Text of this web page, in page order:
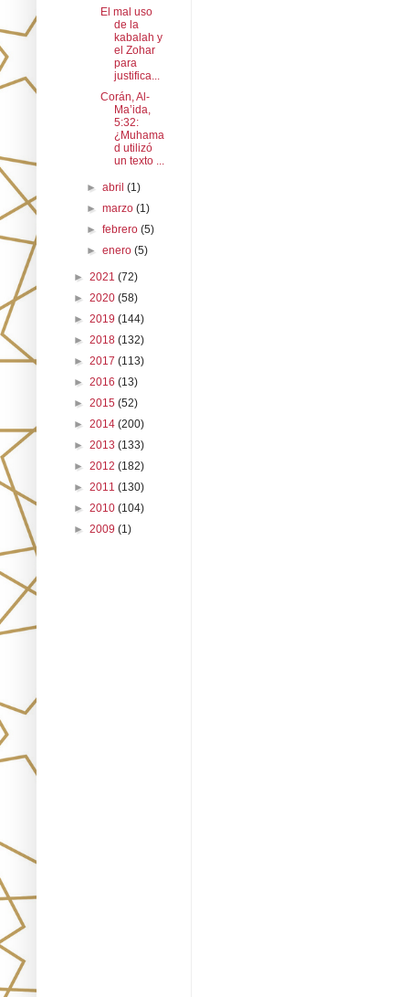
El mal uso
de la
kabalah y
el Zohar
para
justifica...
Corán, Al-
Ma’ida,
5:32:
¿Muhama
d utilizó
un texto ...
►abril(1)
►marzo(1)
►febrero(5)
►enero(5)
► 2021 (72)
► 2020 (58)
► 2019 (144)
► 2018 (132)
► 2017 (113)
► 2016 (13)
► 2015 (52)
► 2014 (200)
► 2013 (133)
► 2012 (182)
► 2011 (130)
► 2010 (104)
► 2009 (1)